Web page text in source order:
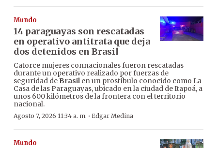
Mundo
14 paraguayas son rescatadas
en operativo antitrata que deja
dos detenidos en Brasil
Catorce mujeres connacionales fueron rescatadas
durante un operativo realizado por fuerzas de
seguridad de Brasilen un prostíbulo conocido como La
Casa de las Paraguayas, ubicado en la ciudad de Itapoá, a
unos 600 kilómetros de la frontera con el territorio
nacional.
Agosto 7, 2026 11:34 a. m. · Edgar Medina
Mundo